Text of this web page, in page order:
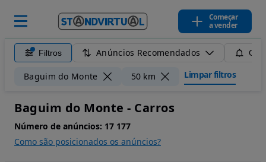
Começar
a vender
Filtros Anúncios Recomendados
Baguim do Monte 50 km Limpar filtros
Baguim do Monte - Carros
Número de anúncios: 17 177
Como são posicionados os anúncios?